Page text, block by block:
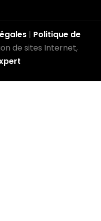
| Politique de
de sites Internet,